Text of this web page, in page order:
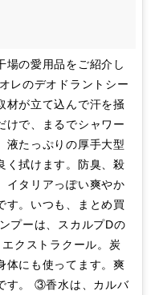
場の愛用品をご紹介し
レのデオドラントシー
材が立て込んで汗を掻
けで、まるでシャワー
液たっぷりの厚手大型
く拭けます。防臭、殺
イタリアっぽい爽やか
す。いつも、まとめ買
プーは、スカルプDの
クストラクール。炭
体にも使ってます。爽
す。 ③香水は、カルバ